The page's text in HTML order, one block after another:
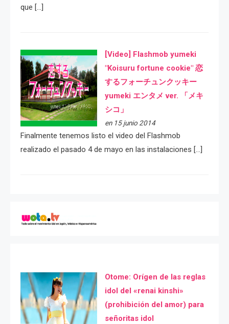
que […]
[Video] Flashmob yumeki
"Koisuru fortune cookie" 恋
するフォーチュンクッキー
yumeki エンタメ ver. 「メキ
シコ」
en 15 junio 2014
Finalmente tenemos listo el video del Flashmob
realizado el pasado 4 de mayo en las instalaciones […]
Otome: Orígen de las reglas
idol del «renai kinshi»
(prohibición del amor) para
señoritas idol